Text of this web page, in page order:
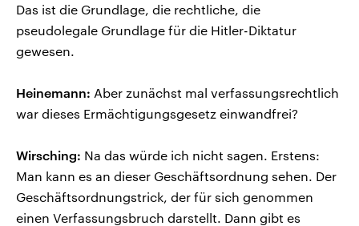
Das ist die Grundlage, die rechtliche, die
pseudolegale Grundlage für die Hitler-Diktatur
gewesen.
Heinemann: Aber zunächst mal verfassungsrechtlich
war dieses Ermächtigungsgesetz einwandfrei?
Wirsching: Na das würde ich nicht sagen. Erstens:
Man kann es an dieser Geschäftsordnung sehen. Der
Geschäftsordnungstrick, der für sich genommen
einen Verfassungsbruch darstellt. Dann gibt es